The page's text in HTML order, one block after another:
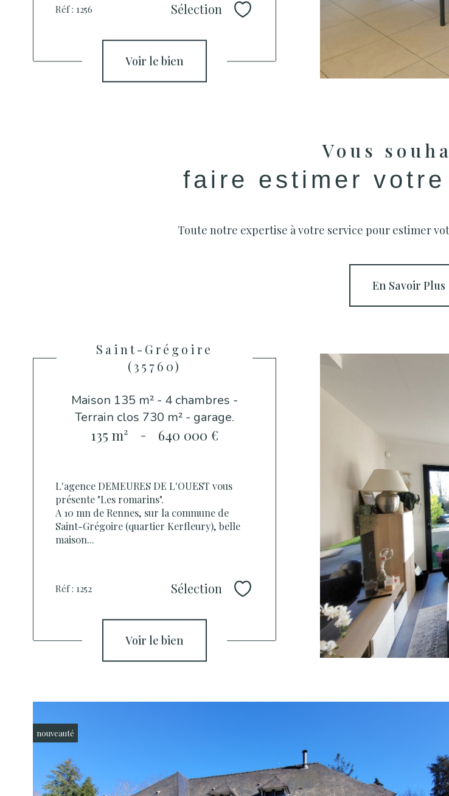
Réf : 1256 Sélection Sélectionner
voir le bien
Vous
faire estimer
Toute notre expertise à votre service pour estimer
En Savoir Plus
Saint-Grégoire
(35760)
Maison 135 m² - 4 chambres -
Terrain clos 730 m² - garage.
135 m² - 640 000 €
L'agence DEMEURES DE L'OUEST vous
présente "Les romarins".
A 10 mn de Rennes, sur la commune de
Saint-Grégoire (quartier Kerfleury), belle
maison...
Réf : 1252 Sélection Sélectionner
voir le bien
nouveauté